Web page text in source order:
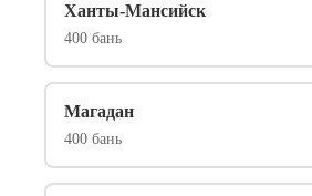
Ханты-Мансийск
400 бань
Магадан
400 бань